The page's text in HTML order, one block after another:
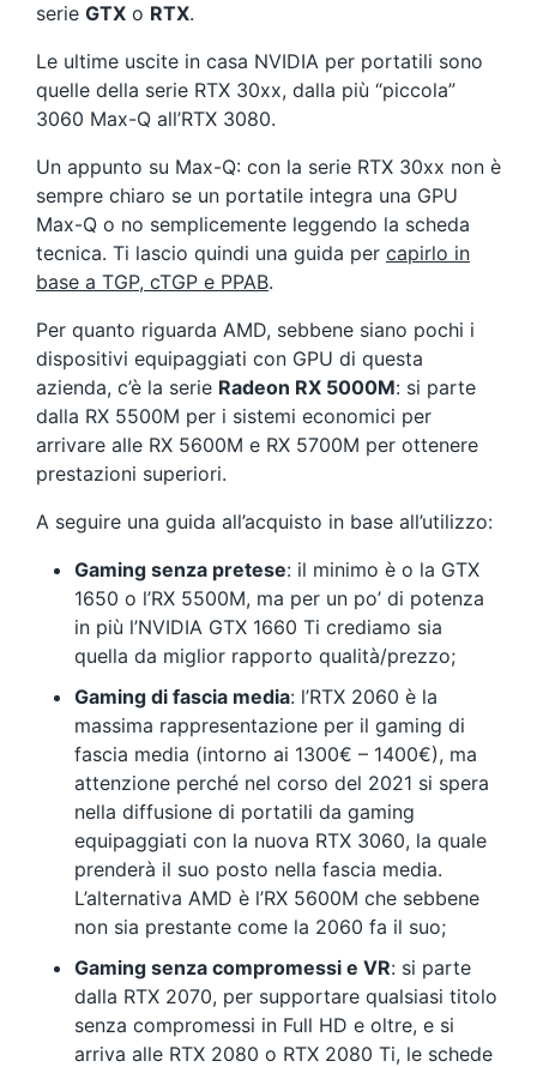
serie GTX o RTX.
Le ultime uscite in casa NVIDIA per portatili sono
quelle della serie RTX 30xx, dalla più “piccola”
3060 Max-Q all’RTX 3080.
Un appunto su Max-Q: con la serie RTX 30xx non è
sempre chiaro se un portatile integra una GPU
Max-Q o no semplicemente leggendo la scheda
tecnica. Ti lascio quindi una guida per capirlo in
base a TGP, cTGP e PPAB.
Per quanto riguarda AMD, sebbene siano pochi i
dispositivi equipaggiati con GPU di questa
azienda, c’è la serie Radeon RX 5000M: si parte
dalla RX 5500M per i sistemi economici per
arrivare alle RX 5600M e RX 5700M per ottenere
prestazioni superiori.
A seguire una guida all’acquisto in base all’utilizzo:
Gaming senza pretese: il minimo è o la GTX
1650 o l’RX 5500M, ma per un po’ di potenza
in più l’NVIDIA GTX 1660 Ti crediamo sia
quella da miglior rapporto qualità/prezzo;
Gaming di fascia media: l’RTX 2060 è la
massima rappresentazione per il gaming di
fascia media (intorno ai 1300€ – 1400€), ma
attenzione perché nel corso del 2021 si spera
nella diffusione di portatili da gaming
equipaggiati con la nuova RTX 3060, la quale
prenderà il suo posto nella fascia media.
L’alternativa AMD è l’RX 5600M che sebbene
non sia prestante come la 2060 fa il suo;
Gaming senza compromessi e VR: si parte
dalla RTX 2070, per supportare qualsiasi titolo
senza compromessi in Full HD e oltre, e si
arriva alle RTX 2080 o RTX 2080 Ti, le schede